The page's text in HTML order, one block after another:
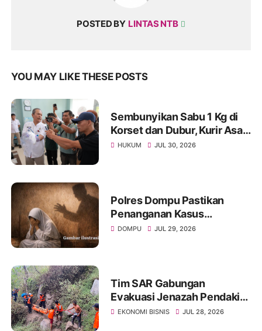
POSTED BY LINTAS NTB
YOU MAY LIKE THESE POSTS
Sembunyikan Sabu 1 Kg di
Korset dan Dubur, Kurir Asal
Malaysia Diringkus BNNP
HUKUM JUL 30, 2026
Polres Dompu Pastikan
Penanganan Kasus
Pencabulan Di Tangani
DOMPU JUL 29, 2026
Tim SAR Gabungan
Evakuasi Jenazah Pendaki
yang Jatuh di Rinjani
EKONOMI BISNIS JUL 28, 2026